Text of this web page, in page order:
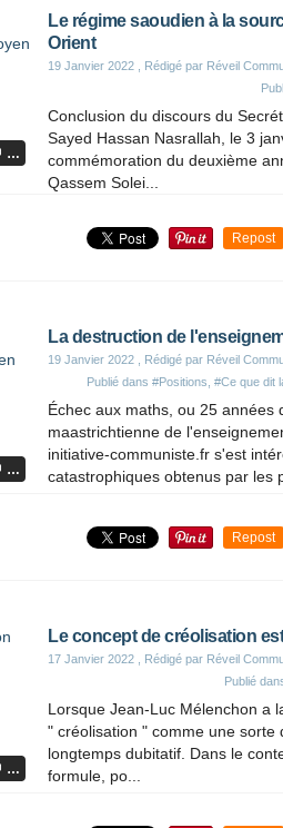
…
Le régime saoudien à la
Orient
19 Janvier 2022 , Rédigé par Réveil
Conclusion du discours du
Sayed Hassan Nasrallah, le 3
commémoration du deuxième
Qassem Solei...
Repost
…
La destruction de
19 Janvier 2022 , Rédigé par Réveil
Publié dans #Positions #Ce que dit
Échec aux maths, ou 25 années
maastrichtienne de
initiative-communiste.fr s'est
catastrophiques obtenus par les
Repost
…
Le concept de créolisation
17 Janvier 2022 , Rédigé par Réveil
Publié
Lorsque Jean-Luc Mélenchon a
" créolisation " comme une sorte
longtemps dubitatif. Dans le
formule, po...